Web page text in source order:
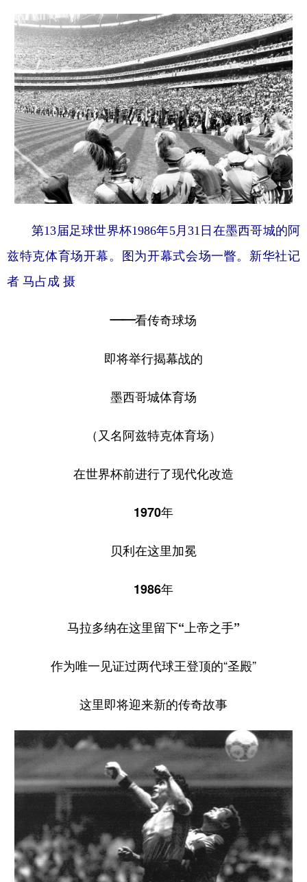
第13届足球世界杯1986年5月31日在墨西哥城的阿
兹特克体育场开幕。图为开幕式会场一瞥。新华社记
者 马占成 摄
——看传奇球场
即将举行揭幕战的
墨西哥城体育场
（又名阿兹特克体育场）
在世界杯前进行了现代化改造
1970年
贝利在这里加冕
1986年
马拉多纳在这里留下“上帝之手”
作为唯一见证过两代球王登顶的“圣殿”
这里即将迎来新的传奇故事